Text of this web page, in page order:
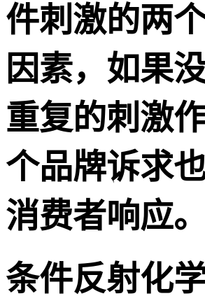
件刺激的两
因素，如果
重复的刺激
个品牌诉求
消费者响应。
条件反射化